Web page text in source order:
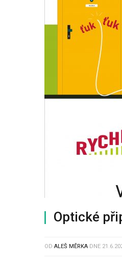
Optické
OD ALEŠ MĚRKA DNE